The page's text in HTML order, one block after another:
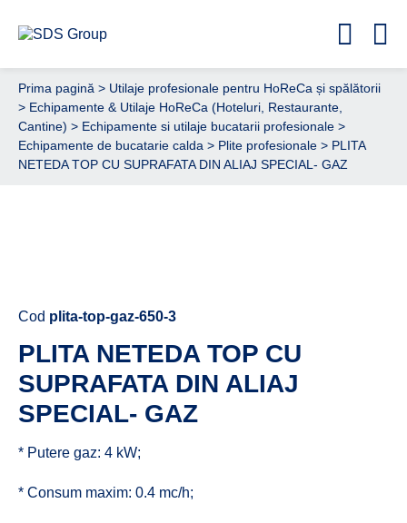
Prima pagină > Utilaje profesionale pentru HoReCa și spălătorii
> Echipamente & Utilaje HoReCa (Hoteluri, Restaurante,
Cantine) > Echipamente si utilaje bucatarii profesionale >
Echipamente de bucatarie calda > Plite profesionale > PLITA
NETEDA TOP CU SUPRAFATA DIN ALIAJ SPECIAL- GAZ
Cod plita-top-gaz-650-3
PLITA NETEDA TOP CU
SUPRAFATA DIN ALIAJ
SPECIAL- GAZ
* Putere gaz: 4 kW;
* Consum maxim: 0.4 mc/h;